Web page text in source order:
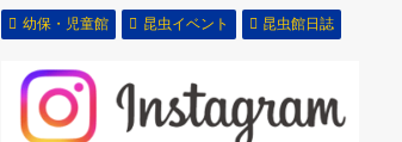
幼保・児童館 昆虫イベント 昆虫館日誌